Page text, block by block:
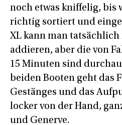
noch etwas kniffelig, bis
richtig sortiert und
XL kann man
addieren, aber die von
15 Minuten sind
beiden Booten geht das
Gestänges und das
locker von der Hand,
und Generve.